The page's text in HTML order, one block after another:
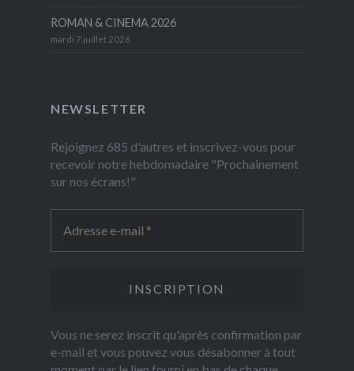
ROMAN & CINEMA 2026
mardi 7 juillet 2026
NEWSLETTER
Rejoignez 685 d'autres et inscrivez-vous pour
recevoir notre hebdomadaire "Prochainement
sur nos écrans!"
Vous ne serez inscrit qu'après confirmation par
e-mail et vous pouvez vous désabonner à tout